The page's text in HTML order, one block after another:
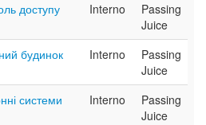
доступу
Interno
Passing
Juice
будинок
Interno
Passing
Juice
системи
Interno
Passing
Juice